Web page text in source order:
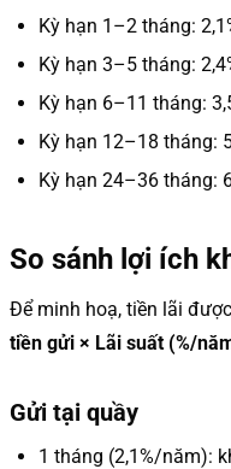
Kỳ hạn 1–2 tháng:
Kỳ hạn 3–5 tháng:
Kỳ hạn 6–11 tháng:
Kỳ hạn 12–18 tháng:
Kỳ hạn 24–36 tháng:
So sánh lợi ích
Để minh hoạ, tiền lãi
tiền gửi × Lãi suất (%/
Gửi tại quầy
1 tháng (2,1%/năm):